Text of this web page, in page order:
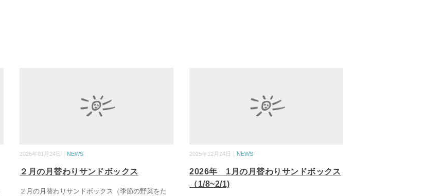
2026年01月24日｜ NEWS
２月の月替わりサンドボックス
２月の月替わりサンドボックス（季節の野菜をた
2025年12月24日｜ NEWS
2026年 1月の月替わりサンドボックス
（1/8~2/1)